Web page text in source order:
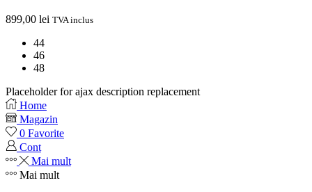
899,00 lei TVA inclus
44
46
48
Placeholder for ajax description replacement
Home
Magazin
0 Favorite
Cont
Mai mult
Mai mult